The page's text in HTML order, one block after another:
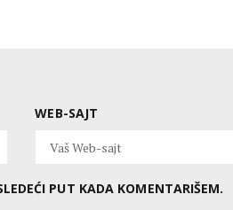
WEB-SAJT
PUT KADA KOMENTARIŠEM.